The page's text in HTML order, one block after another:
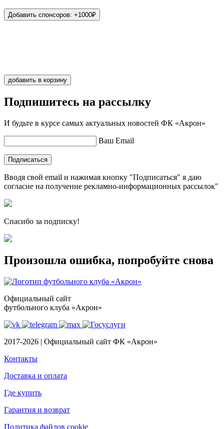
Добавить спонсоров: +1000₽
добавить в корзину
Подпишитесь на рассылку
И будьте в курсе самых актуальных новостей ФК «Акрон»
Ваш Email
Подписаться
Вводя свой email и нажимая кнопку "Подписаться" я даю
согласие на получение рекламно-информационных рассылок"
Спасибо за подписку!
Произошла ошибка, попробуйте снова
Официальный сайт
футбольного клуба «Акрон»
2017-2026 | Официальный сайт ФК «Акрон»
Контакты
Доставка и оплата
Где купить
Гарантия и возврат
Политика файлов cookie